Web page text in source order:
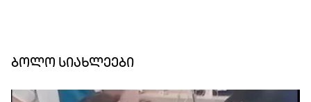
ბოლო სიახლეები